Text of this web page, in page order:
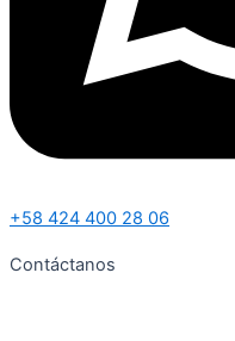
+58 424 400 28 06
Contáctanos